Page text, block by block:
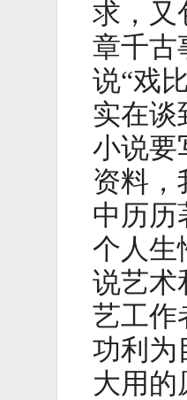
求，又
章千古
说“戏
实在谈
小说要
资料，
中历历
个人生
说艺术
艺工作
功利为
大用的